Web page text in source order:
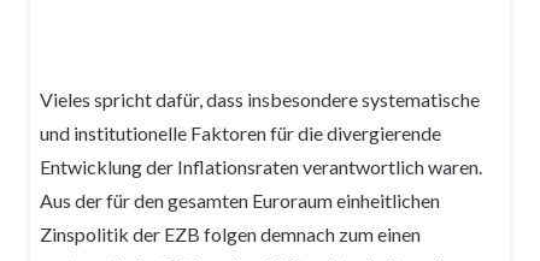
Vieles spricht dafür, dass insbesondere systematische
und institutionelle Faktoren für die divergierende
Entwicklung der Inflationsraten verantwortlich waren.
Aus der für den gesamten Euroraum einheitlichen
Zinspolitik der EZB folgen demnach zum einen